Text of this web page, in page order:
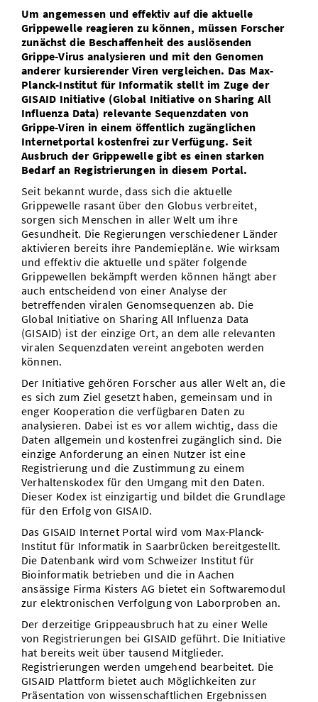
Vom Studium in den Beruf
Study Scheduler
Bibliothek
Open Science/Open Access
Start-ups
IT-Themenabend
Ranking
Zahlen & Fakten
Preise, Auszeichnungen und Förderungen
Kontakt
SIC Merchandise
SIC Podcast
Anfahrt
AnsprechpartnerInnen, Personen, Forschungsgruppen
Termine, Vorträge und Veranstaltungen
Alumni
Um angemessen und effektiv auf die aktuelle
Grippewelle reagieren zu können, müssen Forscher
zunächst die Beschaffenheit des auslösenden
Grippe-Virus analysieren und mit den Genomen
anderer kursierender Viren vergleichen. Das Max-
Planck-Institut für Informatik stellt im Zuge der
GISAID Initiative (Global Initiative on Sharing All
Influenza Data) relevante Sequenzdaten von
Grippe-Viren in einem öffentlich zugänglichen
Internetportal kostenfrei zur Verfügung. Seit
Ausbruch der Grippewelle gibt es einen starken
Bedarf an Registrierungen in diesem Portal.
Seit bekannt wurde, dass sich die aktuelle
Grippewelle rasant über den Globus verbreitet,
sorgen sich Menschen in aller Welt um ihre
Gesundheit. Die Regierungen verschiedener Länder
aktivieren bereits ihre Pandemiepläne. Wie wirksam
und effektiv die aktuelle und später folgende
Grippewellen bekämpft werden können hängt aber
auch entscheidend von einer Analyse der
betreffenden viralen Genomsequenzen ab. Die
Global Initiative on Sharing All Influenza Data
(GISAID) ist der einzige Ort, an dem alle relevanten
viralen Sequenzdaten vereint angeboten werden
können.
Der Initiative gehören Forscher aus aller Welt an, die
es sich zum Ziel gesetzt haben, gemeinsam und in
enger Kooperation die verfügbaren Daten zu
analysieren. Dabei ist es vor allem wichtig, dass die
Daten allgemein und kostenfrei zugänglich sind. Die
einzige Anforderung an einen Nutzer ist eine
Registrierung und die Zustimmung zu einem
Verhaltenskodex für den Umgang mit den Daten.
Dieser Kodex ist einzigartig und bildet die Grundlage
für den Erfolg von GISAID.
Das GISAID Internet Portal wird vom Max-Planck-
Institut für Informatik in Saarbrücken bereitgestellt.
Die Datenbank wird vom Schweizer Institut für
Bioinformatik betrieben und die in Aachen
ansässige Firma Kisters AG bietet ein Softwaremodul
zur elektronischen Verfolgung von Laborproben an.
Der derzeitige Grippeausbruch hat zu einer Welle
von Registrierungen bei GISAID geführt. Die Initiative
hat bereits weit über tausend Mitglieder.
Registrierungen werden umgehend bearbeitet. Die
GISAID Plattform bietet auch Möglichkeiten zur
Präsentation von wissenschaftlichen Ergebnissen